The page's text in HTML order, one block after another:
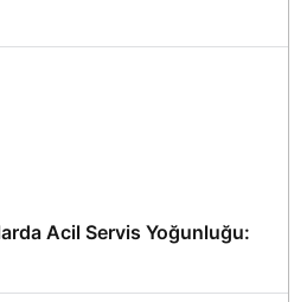
Acil Servis Yoğunluğu: